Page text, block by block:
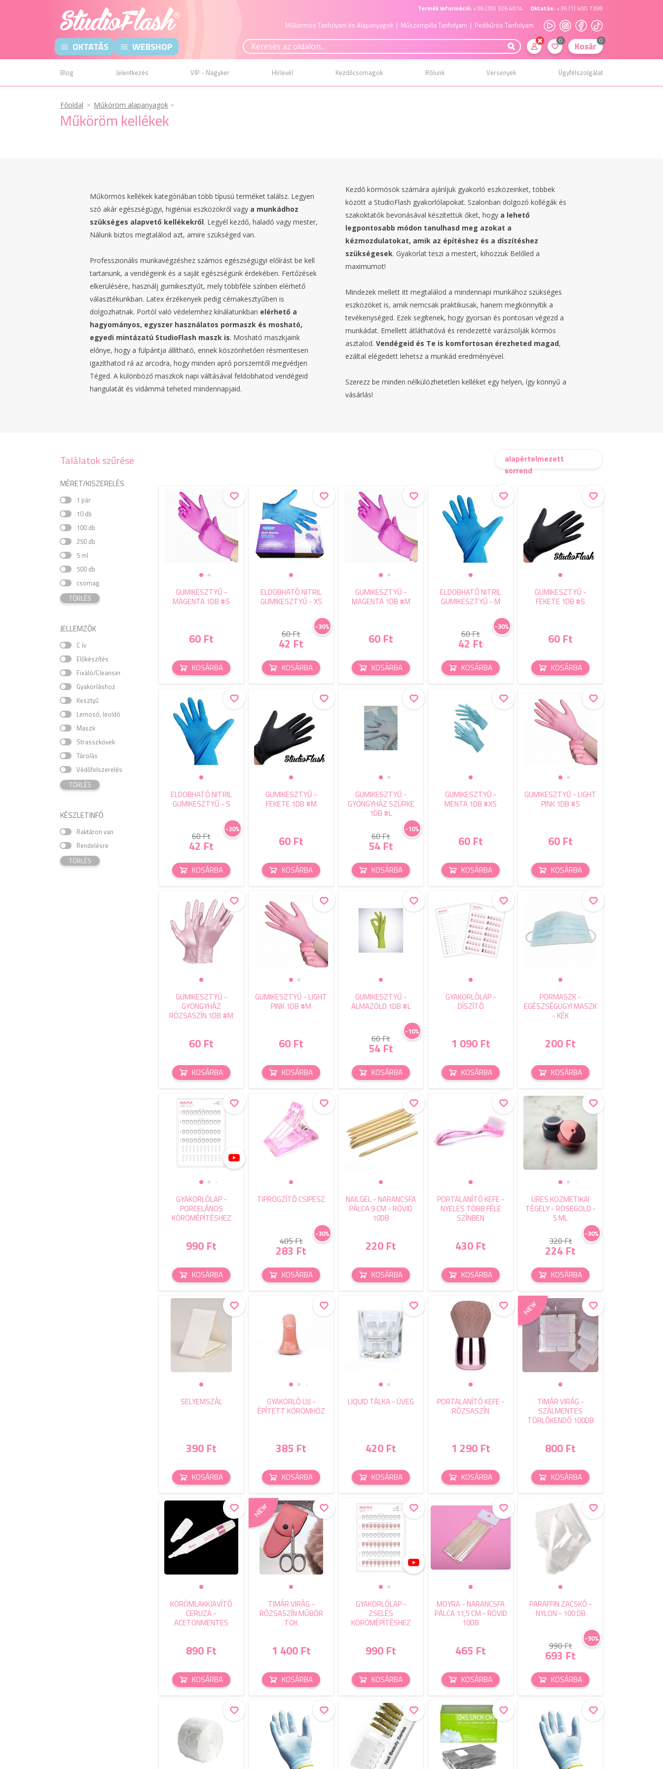
Termék információ: +36 (70) 326 4014 Oktatás: +36 (1) 400 7398
Műkörmös Tanfolyam és Alapanyagok | Műszempilla Tanfolyam | Pedikűrös Tanfolyam
OKTATÁS WEBSHOP 0 Kosár 0
Blog Jelentkezés VIP - Nagyker Hírlevél Kezdőcsomagok Rólunk Versenyek Ügyfélszolgálat
Főoldal Műköröm alapanyagok
Műköröm kellékek
Műkörmös kellékek kategóriában több típusú terméket találsz. Legyen
szó akár egészségügyi, higiéniai eszközökről vagy a munkádhoz
szükséges alapvető kellékekről. Legyél kezdő, haladó vagy mester,
Nálunk biztos megtalálod azt, amire szükséged van.
Professzionális munkavégzéshez számos egészségügyi előírást be kell
tartanunk, a vendégeink és a saját egészségünk érdekében. Fertőzések
elkerülésére, használj gumikesztyűt, mely többféle színben elérhető
választékunkban. Latex érzékenyek pedig cérnakesztyűben is
dolgozhatnak. Portól való védelemhez kínálatunkban elérhető a
hagyományos, egyszer használatos pormaszk és mosható,
egyedi mintázatú StudioFlash maszk is. Mosható maszkjaink
előnye, hogy a fülpántja állítható, ennek köszönhetően résmentesen
igazíthatod rá az arcodra, hogy minden apró porszemtől megvédjen
Téged. A különböző maszkok napi váltásával feldobhatod vendégeid
hangulatát és vidámmá teheted mindennapjaid.
Kezdő körmösök számára ajánljuk gyakorló eszközeinket, többek
között a StudioFlash gyakorlólapokat. Szalonban dolgozó kollégák és
szakoktatók bevonásával készítettük őket, hogy a lehető
legpontosabb módon tanulhasd meg azokat a
kézmozdulatokat, amik az építéshez és a díszítéshez
szükségesek. Gyakorlat teszi a mestert, kihozzuk Belőled a
maximumot!
Mindezek mellett itt megtalálod a mindennapi munkához szükséges
eszközöket is, amik nemcsak praktikusak, hanem megkönnyítik a
tevékenységed. Ezek segítenek, hogy gyorsan és pontosan végezd a
munkádat. Emellett átláthatóvá és rendezetté varázsolják körmös
asztalod. Vendégeid és Te is komfortosan érezheted magad,
ezáltal elégedett lehetsz a munkád eredményével.
Szerezz be minden nélkülözhetetlen kelléket egy helyen, így könnyű a
vásárlás!
Találatok szűrése
MÉRET/KISZERELÉS
1 pár
10 db
100 db
250 db
5 ml
500 db
csomag
TÖRLÉS
JELLEMZŐK
C ív
Előkészítés
Fixáló/Cleanser
Gyakorláshoz
Kesztyű
Lemosó, leoldó
Maszk
Strasszkövek
Tárolás
Védőfelszerelés
TÖRLÉS
KÉSZLETINFÓ
Raktáron van
Rendelésre
TÖRLÉS
alapértelmezett
sorrend
GUMIKESZTYŰ -
MAGENTA 1DB #S
60 Ft
KOSÁRBA
-30%
ELDOBHATÓ NITRIL
GUMIKESZTYŰ - XS
60 Ft
42 Ft
KOSÁRBA
GUMIKESZTYŰ -
MAGENTA 1DB #M
60 Ft
KOSÁRBA
-30%
ELDOBHATÓ NITRIL
GUMIKESZTYŰ - M
60 Ft
42 Ft
KOSÁRBA
GUMIKESZTYŰ -
FEKETE 1DB #S
60 Ft
KOSÁRBA
-30%
ELDOBHATÓ NITRIL
GUMIKESZTYŰ - S
60 Ft
42 Ft
KOSÁRBA
GUMIKESZTYŰ -
FEKETE 1DB #M
60 Ft
KOSÁRBA
-10%
GUMIKESZTYŰ -
GYÖNGYHÁZ SZÜRKE
1DB #L
60 Ft
54 Ft
KOSÁRBA
GUMIKESZTYŰ -
MENTA 1DB #XS
60 Ft
KOSÁRBA
GUMIKESZTYŰ - LIGHT
PINK 1DB #S
60 Ft
KOSÁRBA
GUMIKESZTYŰ -
GYÖNGYHÁZ
RÓZSASZÍN 1DB #M
60 Ft
KOSÁRBA
GUMIKESZTYŰ - LIGHT
PINK 1DB #M
60 Ft
KOSÁRBA
-10%
GUMIKESZTYŰ -
ALMAZÖLD 1DB #L
60 Ft
54 Ft
KOSÁRBA
GYAKORLÓLAP -
DÍSZÍTŐ
1 090 Ft
KOSÁRBA
PORMASZK -
EGÉSZSÉGÜGYI MASZK
- KÉK
200 Ft
KOSÁRBA
GYAKORLÓLAP -
PORCELÁNOS
KÖRÖMÉPÍTÉSHEZ
990 Ft
KOSÁRBA
-30%
TIPRÖGZÍTŐ CSIPESZ
405 Ft
283 Ft
KOSÁRBA
NAILGEL - NARANCSFA
PÁLCA 9 CM - RÖVID
10DB
220 Ft
KOSÁRBA
PORTALANÍTÓ KEFE -
NYELES TÖBB FÉLE
SZÍNBEN
430 Ft
KOSÁRBA
-30%
ÜRES KOZMETIKAI
TÉGELY - ROSEGOLD -
5 ML
320 Ft
224 Ft
KOSÁRBA
SELYEMSZÁL
390 Ft
KOSÁRBA
GYAKORLÓ UJJ -
ÉPÍTETT KÖRÖMHÖZ
385 Ft
KOSÁRBA
LIQUID TÁLKA - ÜVEG
420 Ft
KOSÁRBA
PORTALANÍTÓ KEFE -
RÓZSASZÍN
1 290 Ft
KOSÁRBA
TIMÁR VIRÁG -
SZÁLMENTES
TÖRLŐKENDŐ 100DB
800 Ft
KOSÁRBA
KÖRÖMLAKKJAVÍTÓ
CERUZA -
ACETONMENTES
890 Ft
KOSÁRBA
TIMÁR VIRÁG -
RÓZSASZÍN MŰBŐR
TOK
1 400 Ft
KOSÁRBA
GYAKORLÓLAP -
ZSELÉS
KÖRÖMÉPÍTÉSHEZ
990 Ft
KOSÁRBA
MOYRA - NARANCSFA
PÁLCA 11,5 CM - RÖVID
10DB
465 Ft
KOSÁRBA
-30%
PARAFFIN ZACSKÓ -
NYLON - 100 DB
990 Ft
693 Ft
KOSÁRBA